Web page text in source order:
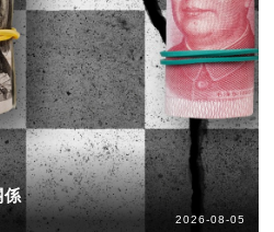
係
2026-08-05